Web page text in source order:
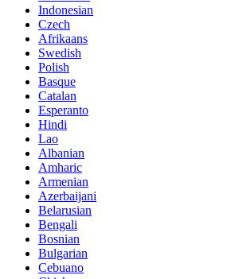
Indonesian
Czech
Afrikaans
Swedish
Polish
Basque
Catalan
Esperanto
Hindi
Lao
Albanian
Amharic
Armenian
Azerbaijani
Belarusian
Bengali
Bosnian
Bulgarian
Cebuano